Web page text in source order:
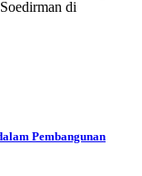
di
Pembangunan